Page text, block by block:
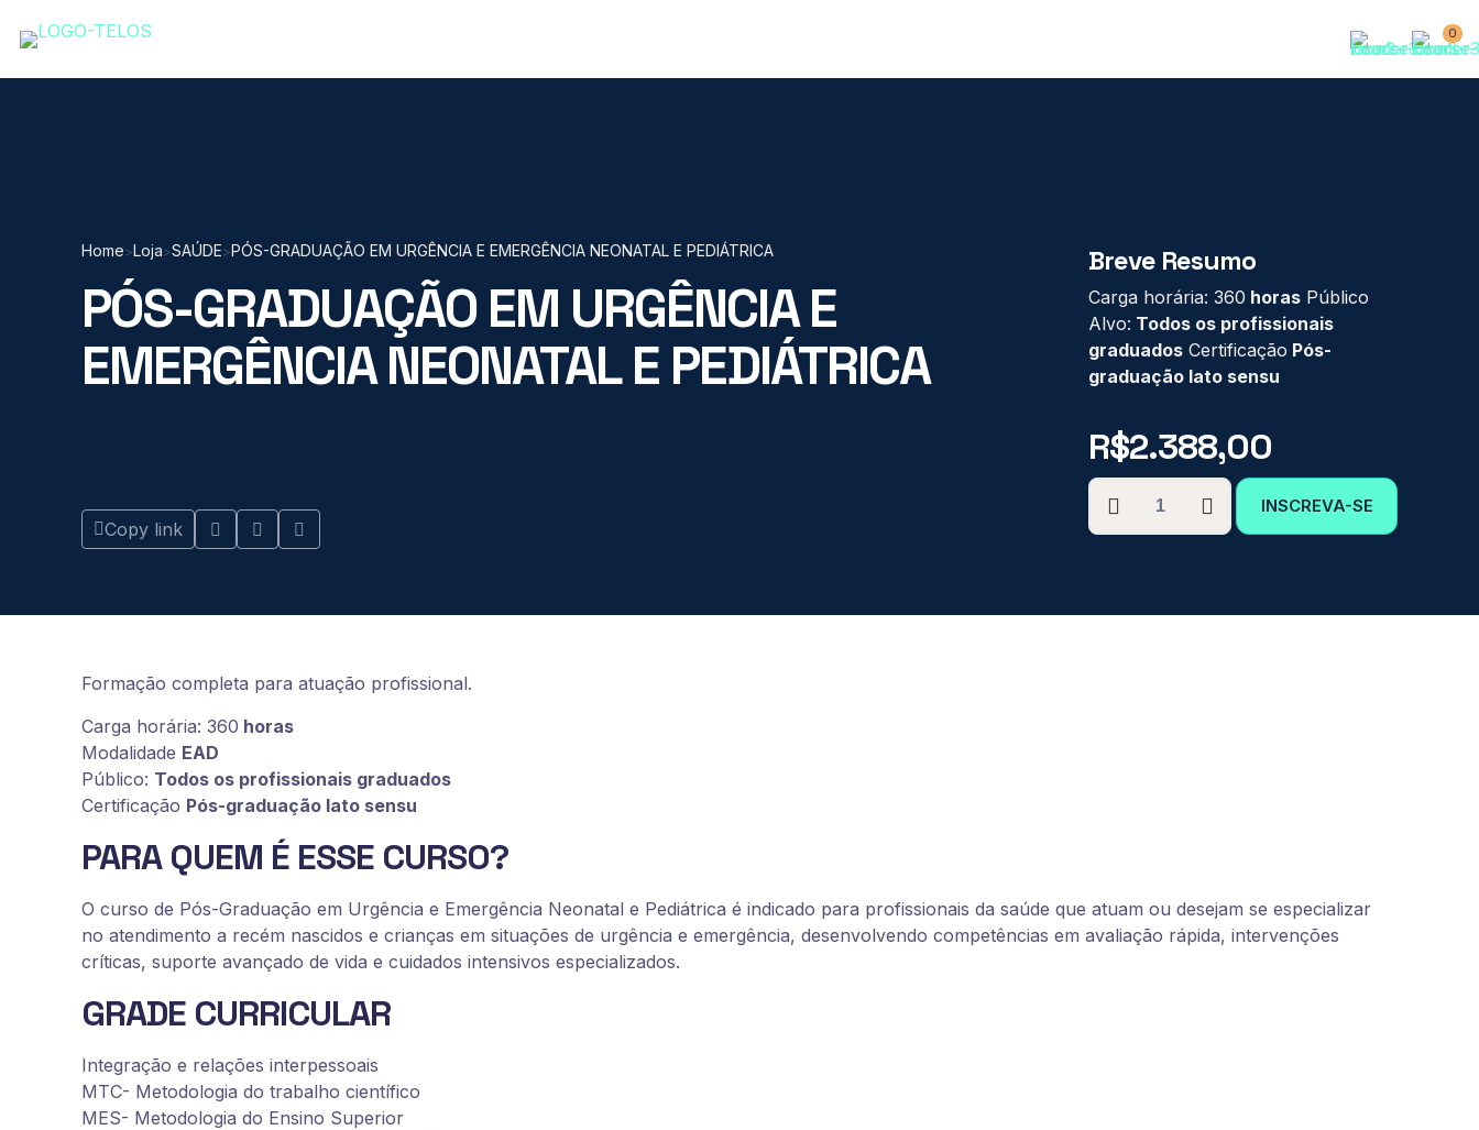
0
Home>Loja>SAÚDE>PÓS-GRADUAÇÃO EM URGÊNCIA E EMERGÊNCIA NEONATAL E PEDIÁTRICA
PÓS-GRADUAÇÃO EM URGÊNCIA E
EMERGÊNCIA NEONATAL E PEDIÁTRICA
Copy link
Breve Resumo
Carga horária: 360 horas Público
Alvo: Todos os profissionais
graduados Certificação Pós-
graduação lato sensu
R$2.388,00
PÓS-
GRADUAÇÃO
EMERGÊNCIA
INSCREVA-SE
Formação completa para atuação profissional.
Carga horária: 360 horas
Modalidade EAD
Público: Todos os profissionais graduados
Certificação Pós-graduação lato sensu
PARA QUEM É ESSE CURSO?
O curso de Pós-Graduação em Urgência e Emergência Neonatal e Pediátrica é indicado para profissionais da saúde que atuam ou desejam se especializar
no atendimento a recém nascidos e crianças em situações de urgência e emergência, desenvolvendo competências em avaliação rápida, intervenções
críticas, suporte avançado de vida e cuidados intensivos especializados.
GRADE CURRICULAR
Integração e relações interpessoais
MTC- Metodologia do trabalho científico
MES- Metodologia do Ensino Superior